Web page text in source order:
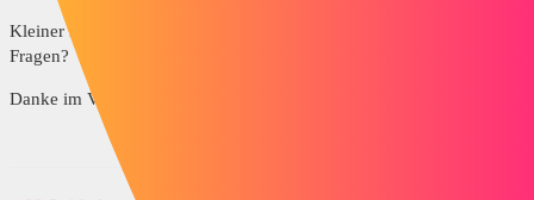
Kleiner Montagmorgen UP... Antworten auf meine verschiedenen
Fragen?
Danke im Voraus ;-)